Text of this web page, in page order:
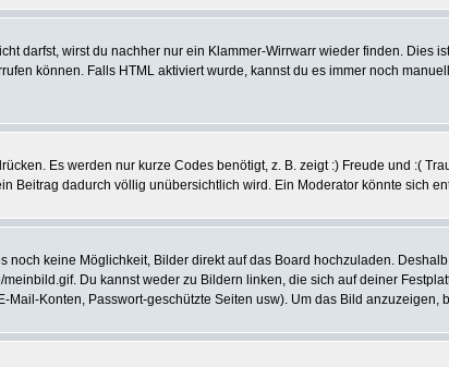
darfst, wirst du nachher nur ein Klammer-Wirrwarr wieder finden. Dies
können. Falls HTML aktiviert wurde, kannst du es immer noch
Es werden nur kurze Codes benötigt, z. B. zeigt :) Freude und :(
Beitrag dadurch völlig unübersichtlich wird. Ein Moderator könnte sich
noch keine Möglichkeit, Bilder direkt auf das Board hochzuladen.
Du kannst weder zu Bildern linken, die sich auf deiner
Konten, Passwort-geschützte Seiten usw). Um das Bild